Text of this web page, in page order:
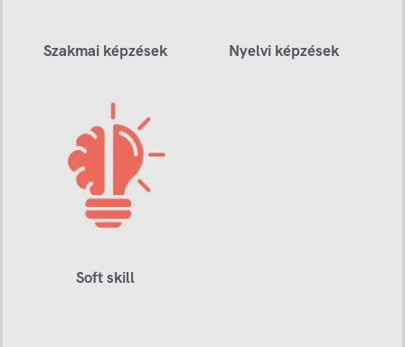
Szakmai képzések Nyelvi képzések
Soft skill